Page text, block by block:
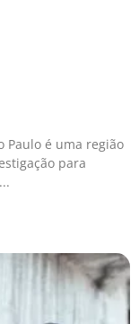
Paulo é uma região
para